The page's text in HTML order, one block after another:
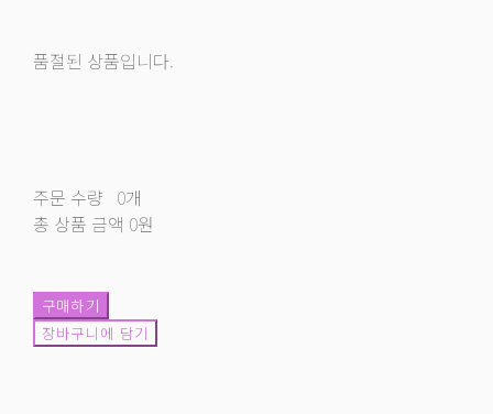
품절된 상품입니다.
주문 수량 0개
총 상품 금액 0원
구매하기
장바구니에 담기